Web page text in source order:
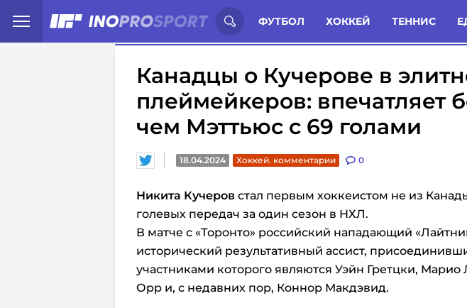
ФУТБОЛ ХОККЕЙ ТЕННИС
Иностранцы о спорте России: Статьи Комменты Новости
Канадцы о Кучерове в
плеймейкеров: впечатляет
чем Мэттьюс с 69 голами
18.04.2024 Хоккей. комментарии 0
Никита Кучеров стал первым хоккеистом не из
голевых передач за один сезон в НХЛ.
В матче с «Торонто» российский нападающий
исторический результативный ассист,
участниками которого являются Уэйн Гретцки,
Орр и, с недавних пор, Коннор Макдэвид.